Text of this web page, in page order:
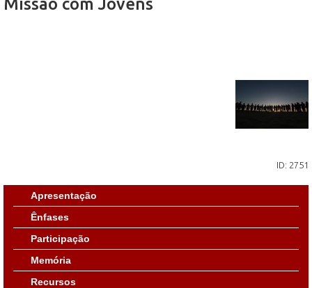
ID: 2751
Apresentação
Ênfases
Participação
Memória
Recursos